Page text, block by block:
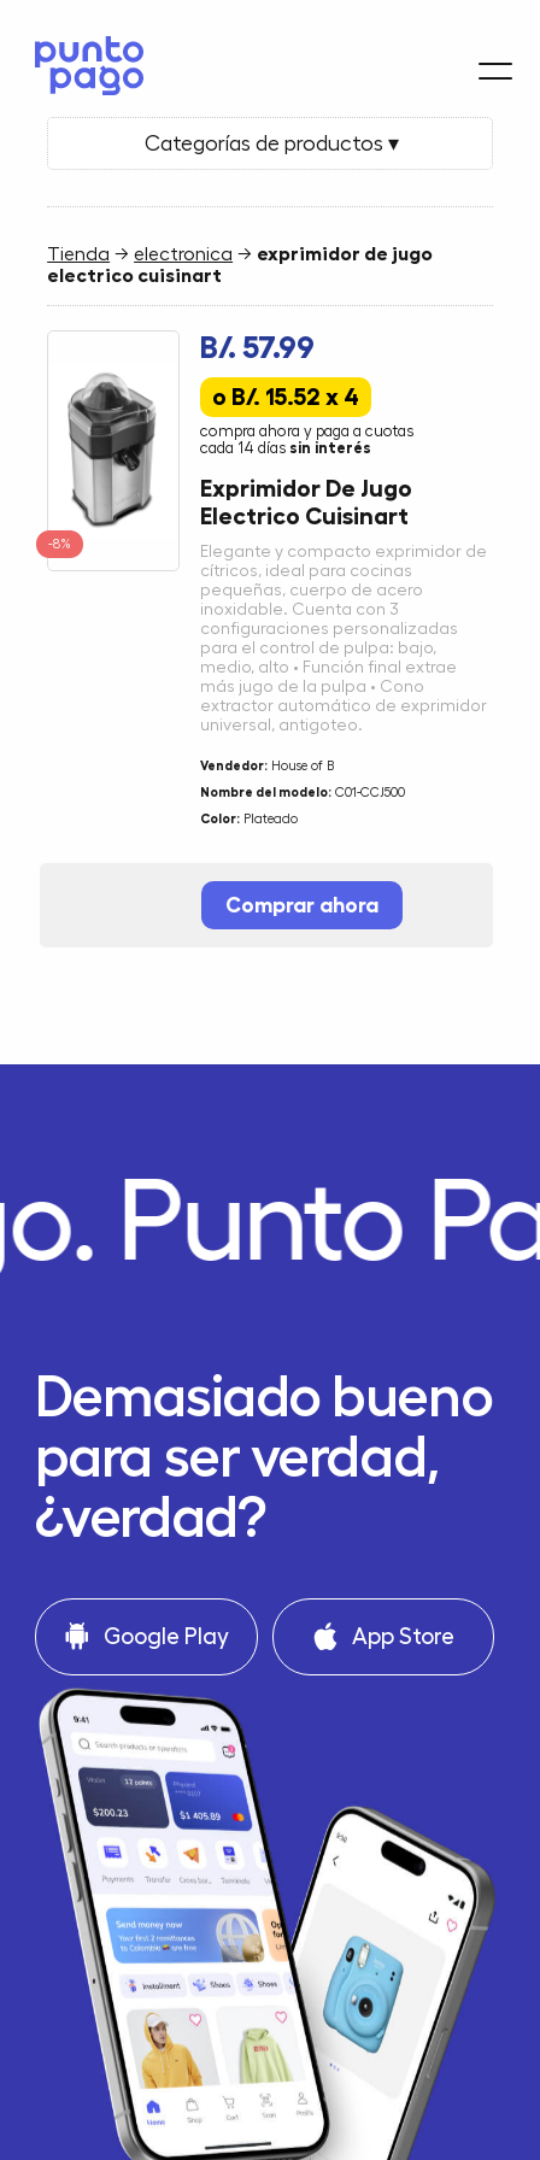
Categorías de productos ▾
Tienda →electronica → exprimidor de jugo
electrico cuisinart
-8%
B/. 57.99
o B/. 15.52 x 4
compra ahora y paga a cuotas
cada 14 días sin interés
Exprimidor De Jugo
Electrico Cuisinart
Elegante y compacto exprimidor de
cítricos, ideal para cocinas
pequeñas, cuerpo de acero
inoxidable. Cuenta con 3
configuraciones personalizadas
para el control de pulpa: bajo,
medio, alto • Función final extrae
más jugo de la pulpa • Cono
extractor automático de exprimidor
universal, antigoteo.
Vendedor: House of B
Nombre del modelo: C01-CCJ500
Color: Plateado
Comprar ahora
Punto
Demasiado bueno
para ser verdad,
¿verdad?
Google Play App Store